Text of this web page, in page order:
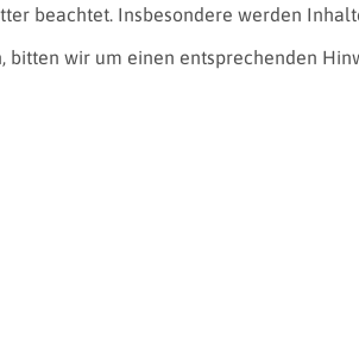
beachtet. Insbesondere werden
wir um einen entsprechenden